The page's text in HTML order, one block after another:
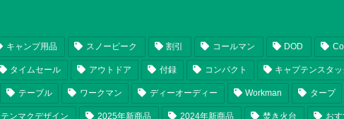
キャンプ用品 スノーピーク 割引 コールマン DOD
タイムセール アウトドア 付録 コンパクト キャプテンスタ
テーブル ワークマン ディーオーディー Workman タープ
テンマクデザイン 2025年新商品 2024年新商品 焚き火台 お